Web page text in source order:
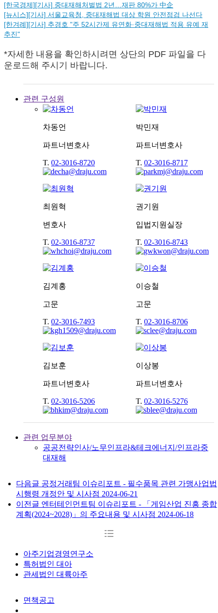
[한국경제][기사] 중대재해처벌법 2년…재판 80%가 中企
[뉴시스][기사] 서울교육청, 중대재해법 대상 학원 안전점검 나선다
[한겨례][기사] 추경호 "주 52시간제 유연화·중대재해법 적용 유예 재
추진"
*자세한 내용을 확인하시려면 상단의 PDF 파일을 다
운로드해 주시기 바랍니다.
관련 구성원
차동언
파트너변호사
T. 02-3016-8720
박민재
파트너변호사
T. 02-3016-8717
최원혁
변호사
T. 02-3016-8737
권기원
입법지원실장
T. 02-3016-8743
김계홍
고문
T. 02-3016-7493
이승철
고문
T. 02-3016-8706
김보훈
파트너변호사
T. 02-3016-5206
이상봉
파트너변호사
T. 02-3016-5276
관련 업무분야
공공전략인사/노무인프라&테크에너지/인프라중
대재해
다음글 공정거래팀 이슈리포트 - 필수품목 관련 가맹사업법
시행령 개정안 및 시사점 2024-06-21
이전글 엔터테인먼트팀 이슈리포트 - 「게임산업 진흥 종합
계획(2024~2028)」의 주요내용 및 시사점 2024-06-18
아주기업경영연구소
특허법인 대아
관세법인 대륙아주
면책공고